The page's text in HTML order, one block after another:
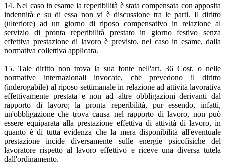
14. Nel caso in esame la reperibilità è stata compensata con apposita
indennità e su di essa non vi è discussione tra le parti. Il diritto
(ulteriore) ad un giorno di riposo compensativo in relazione al
servizio di pronta reperibilità prestato in giorno festivo senza
effettiva prestazione di lavoro è previsto, nel caso in esame, dalla
normativa collettiva applicata.
15. Tale diritto non trova la sua fonte nell'art. 36 Cost. o nelle
normative internazionali invocate, che prevedono il diritto
(inderogabile) al riposo settimanale in relazione ad attività lavorativa
effettivamente prestata e non ad altre obbligazioni derivanti dal
rapporto di lavoro; la pronta reperibilità, pur essendo, infatti,
un'obbligazione che trova causa nel rapporto di lavoro, non può
essere equiparata alla prestazione effettiva di attività di lavoro, in
quanto è di tutta evidenza che la mera disponibilità all'eventuale
prestazione incide diversamente sulle energie psicofisiche del
lavoratore rispetto al lavoro effettivo e riceve una diversa tutela
dall'ordinamento.